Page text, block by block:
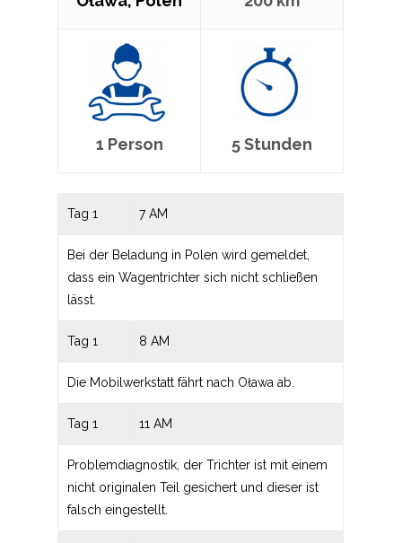
1 Person 5 Stunden
Tag 1 7 AM
Bei der Beladung in Polen wird gemeldet,
dass ein Wagentrichter sich nicht schließen
lässt.
Tag 1 8 AM
Die Mobilwerkstatt fährt nach Oława ab.
Tag 1 11 AM
Problemdiagnostik, der Trichter ist mit einem
nicht originalen Teil gesichert und dieser ist
falsch eingestellt.